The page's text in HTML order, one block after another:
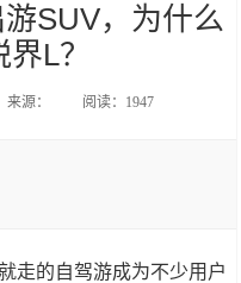
SUV，为什么
L？
来源： 阅读：1947
走的自驾游成为不少用户